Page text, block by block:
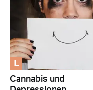
L
Cannabis und